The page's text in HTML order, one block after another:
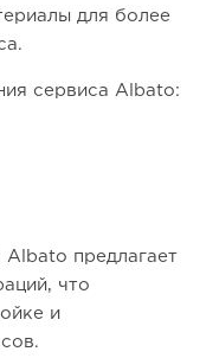
для более
сервиса Albato:
Albato предлагает
что
и